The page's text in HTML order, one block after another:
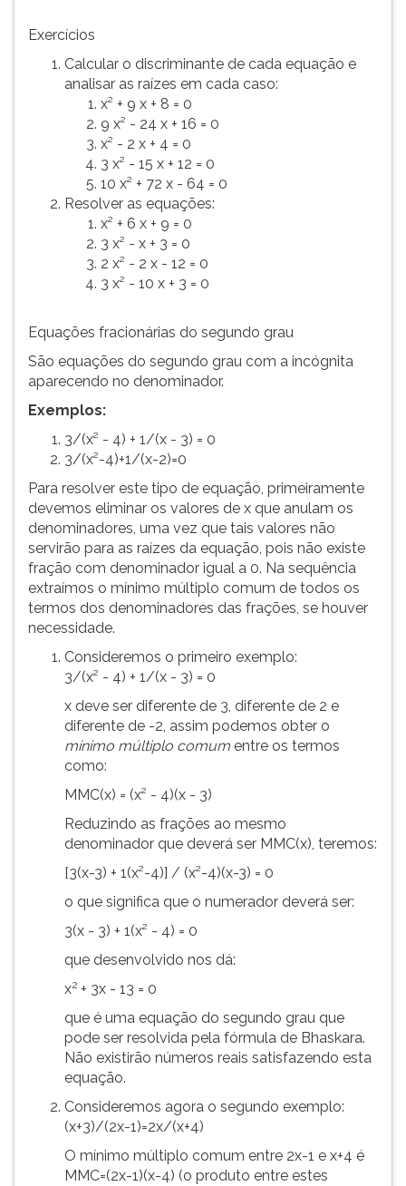
Exercícios
Calcular o discriminante de cada equação e
analisar as raízes em cada caso:
x² + 9 x + 8 = 0
9 x² - 24 x + 16 = 0
x² - 2 x + 4 = 0
3 x² - 15 x + 12 = 0
10 x² + 72 x - 64 = 0
Resolver as equações:
x² + 6 x + 9 = 0
3 x² - x + 3 = 0
2 x² - 2 x - 12 = 0
3 x² - 10 x + 3 = 0
Equações fracionárias do segundo grau
São equações do segundo grau com a incógnita
aparecendo no denominador.
Exemplos:
3/(x² - 4) + 1/(x - 3) = 0
3/(x²-4)+1/(x-2)=0
Para resolver este tipo de equação, primeiramente
devemos eliminar os valores de x que anulam os
denominadores, uma vez que tais valores não
servirão para as raízes da equação, pois não existe
fração com denominador igual a 0. Na sequência
extraímos o mínimo múltiplo comum de todos os
termos dos denominadores das frações, se houver
necessidade.
Consideremos o primeiro exemplo:
3/(x² - 4) + 1/(x - 3) = 0
x deve ser diferente de 3, diferente de 2 e
diferente de -2, assim podemos obter o
mínimo múltiplo comum entre os termos
como:
MMC(x) = (x² - 4)(x - 3)
Reduzindo as frações ao mesmo
denominador que deverá ser MMC(x), teremos:
[3(x-3) + 1(x²-4)] / (x²-4)(x-3) = 0
o que significa que o numerador deverá ser:
3(x - 3) + 1(x² - 4) = 0
que desenvolvido nos dá:
x2 + 3x - 13 = 0
que é uma equação do segundo grau que
pode ser resolvida pela fórmula de Bhaskara.
Não existirão números reais satisfazendo esta
equação.
Consideremos agora o segundo exemplo:
(x+3)/(2x-1)=2x/(x+4)
O mínimo múltiplo comum entre 2x-1 e x+4 é
MMC=(2x-1)(x-4) (o produto entre estes